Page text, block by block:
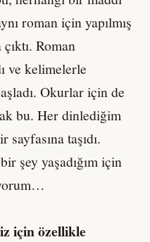
roman için yapılmış
Roman
ve kelimelerle
Okurlar için de
bu. Her dinlediğim
sayfasına taşıdı.
şey yaşadığım için
için özellikle